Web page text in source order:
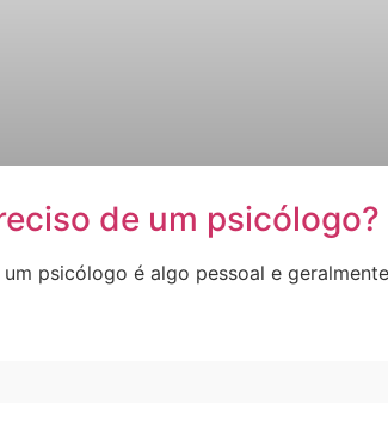
de um psicólogo?
psicólogo é algo pessoal e